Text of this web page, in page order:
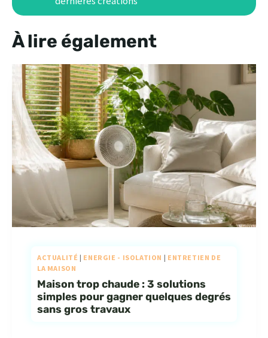
À lire également
ACTUALITÉ | ENERGIE - ISOLATION | ENTRETIEN DE
LA MAISON
Maison trop chaude : 3 solutions
simples pour gagner quelques degrés
sans gros travaux